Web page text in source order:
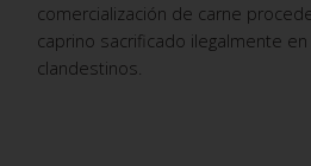
comercialización de carne
caprino sacrificado ilegalmente
clandestinos.